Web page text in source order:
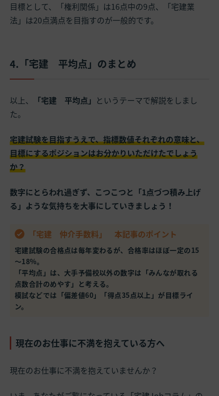
目標として、「権利関係」は16点中の9点、「宅建業
法」は20点満点を目指すのが一般的です。
4.「宅建 平均点」のまとめ
以上、 「宅建 平均点」 というテーマで解説をしまし
た。
宅建試験を目指すうえで、指標数値それぞれの意味と、
目標にするポジションはお分かりいただけたでしょう
か？
数字にとらわれ過ぎず、こつこつと「1点づつ積み上げ
る」ような気持ちを大事にしていきましょう！
「宅建 仲介手数料」 本記事のポイント
宅建試験の合格点は毎年変わるが、合格率はほぼ一定の15
～18%。
「平均点」は、大手予備校以外の数字は「みんなが取れる
点数合計のめやす」と考える。
模試などでは「偏差値60」「得点35点以上」が目標ライ
ン。
現在のお仕事に不満を抱えている方へ
現在のお仕事に不満を抱えていませんか？